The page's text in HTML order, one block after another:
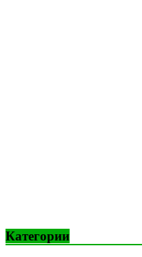
Категории